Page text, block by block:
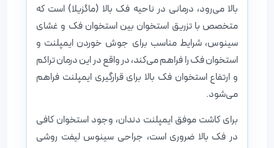
بالا می‌رود، درمانی در ناحیه فک بالا (ماگزیلا) است که
متخصص با تزریق استخوان بین استخوان فک و غشای
سینوس، شرایط مناسب برای جوش خوردن ایمپلنت و
استخوان فک را فراهم می‌کند، در واقع در این درمان تراکم
و ارتفاع استخوان فک بالا برای قرارگیری ایمپلنت فراهم
می‌شود.
برای کاشت موفق ایمپلنت دندان، وجود استخوان کافی
در فک بالا ضروری است، جراحی سینوس لیفت روشی